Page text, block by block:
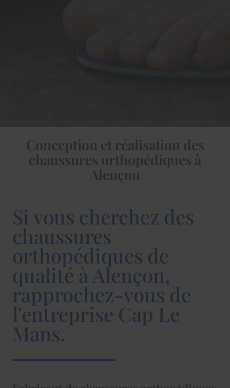
Conception et réalisation des
chaussures orthopédiques à
Alençon
Si vous cherchez des
chaussures
orthopédiques de
qualité à Alençon,
rapprochez-vous de
l'entreprise Cap Le
Mans.